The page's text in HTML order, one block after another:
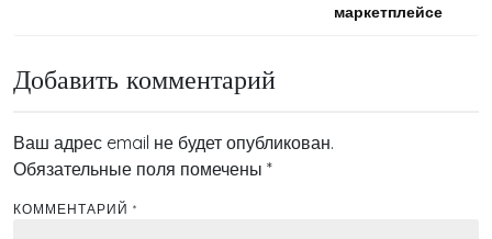
маркетплейсе
Добавить комментарий
Ваш адрес email не будет опубликован.
Обязательные поля помечены *
КОММЕНТАРИЙ *